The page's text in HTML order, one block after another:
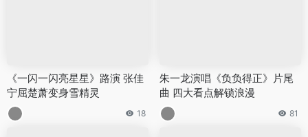
《一闪一闪亮星星》路演 张佳
宁屈楚萧变身雪精灵
18
朱一龙演唱《负负得正》片尾
曲 四大看点解锁浪漫
81